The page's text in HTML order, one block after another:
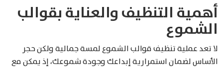
أهمية التنظيف والعناية بقوالب
الشموع
لا تعد عملية تنظيف قوالب الشموع لمسة جمالية ولكن حجر
الأساس لضمان استمرارية إبداعك وجودة شموعك، إذ يمكن مع